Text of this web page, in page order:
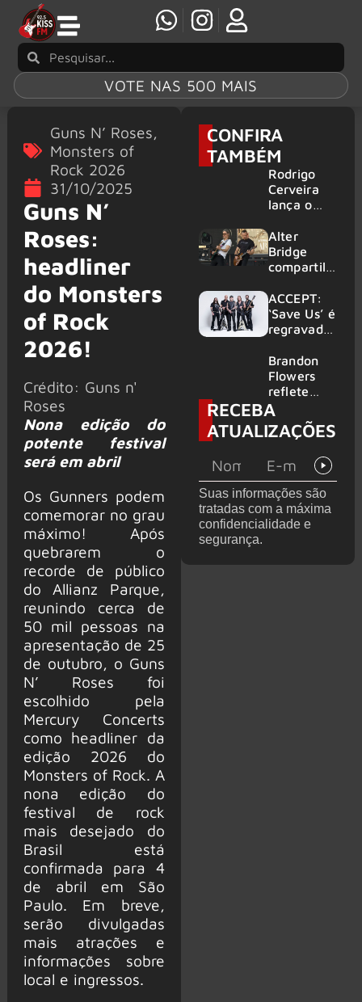
VOTE NAS 500 MAIS
Guns N’ Roses,
Monsters of
Rock 2026
31/10/2025
Guns N’
Roses:
headliner
do Monsters
of Rock
2026!
Crédito: Guns n'
Roses
Nona edição do
potente festival
será em abril
Os Gunners podem
comemorar no grau
máximo! Após
quebrarem o
recorde de público
do Allianz Parque,
reunindo cerca de
50 mil pessoas na
apresentação de 25
de outubro, o Guns
N’ Roses foi
escolhido pela
Mercury Concerts
como headliner da
edição 2026 do
Monsters of Rock. A
nona edição do
festival de rock
mais desejado do
Brasil está
confirmada para 4
de abril em São
Paulo. Em breve,
serão divulgadas
mais atrações e
informações sobre
local e ingressos.
CONFIRA
TAMBÉM
Rodrigo
Cerveira
lança o
Searcher”
Alter
Bridge
compartilh
vivo de
“Fortress”
gravada
am Ring
2026
ACCEPT:
‘Save Us’ é
regravada
membros
do GHOST
e KORN
Brandon
Flowers
reflete
sobre o
futuro e
levanta
de de
deixar os
palcos
RECEBA
ATUALIZAÇÕES
Suas informações são
tratadas com a máxima
confidencialidade e
segurança.